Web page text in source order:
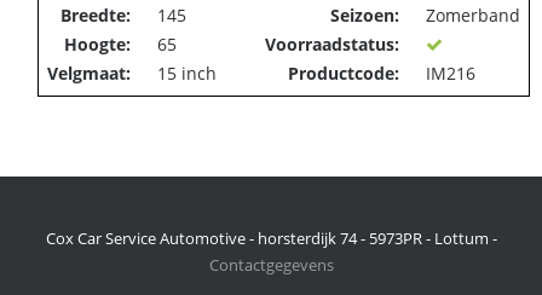
Breedte:
145 Seizoen:
Zomerband
Hoogte:
65
Voorraadstatus:
Velgmaat:
15 inch Productcode: IM216
Cox Car Service Automotive - horsterdijk 74 - 5973PR - Lottum -
Contactgegevens